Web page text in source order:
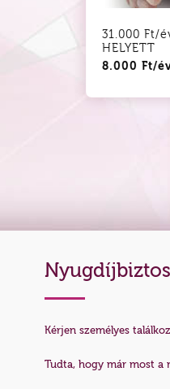
31.000 Ft/
HELYETT
8.000 Ft/
Kérjen személyes
Tudta, hogy már most a